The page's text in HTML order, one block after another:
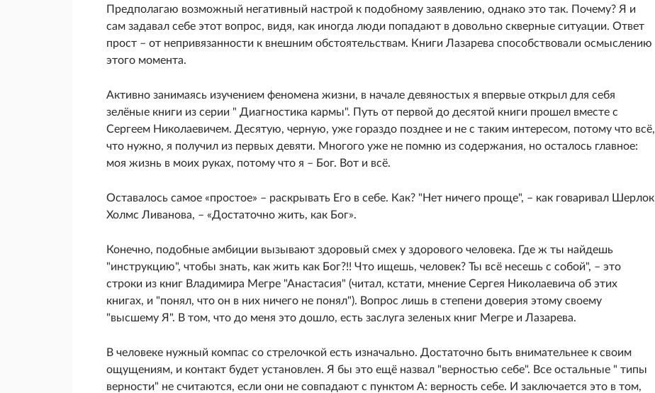
Предполагаю возможный негативный настрой к подобному заявлению, однако это так. Почему? Я и
сам задавал себе этот вопрос, видя, как иногда люди попадают в довольно скверные ситуации. Ответ
прост – от непривязанности к внешним обстоятельствам. Книги Лазарева способствовали осмыслению
этого момента.
Активно занимаясь изучением феномена жизни, в начале девяностых я впервые открыл для себя
зелёные книги из серии " Диагностика кармы". Путь от первой до десятой книги прошел вместе с
Сергеем Николаевичем. Десятую, черную, уже гораздо позднее и не с таким интересом, потому что всё,
что нужно, я получил из первых девяти. Многого уже не помню из содержания, но осталось главное:
моя жизнь в моих руках, потому что я – Бог. Вот и всё.
Оставалось самое «простое» – раскрывать Его в себе. Как? "Нет ничего проще", – как говаривал Шерлок
Холмс Ливанова, – «Достаточно жить, как Бог».
Конечно, подобные амбиции вызывают здоровый смех у здорового человека. Где ж ты найдешь
"инструкцию", чтобы знать, как жить как Бог?!! Что ищешь, человек? Ты всё несешь с собой", – это
строки из книг Владимира Мегре "Анастасия" (читал, кстати, мнение Сергея Николаевича об этих
книгах, и "понял, что он в них ничего не понял"). Вопрос лишь в степени доверия этому своему
"высшему Я". В том, что до меня это дошло, есть заслуга зеленых книг Мегре и Лазарева.
В человеке нужный компас со стрелочкой есть изначально. Достаточно быть внимательнее к своим
ощущениям, и контакт будет установлен. Я бы это ещё назвал "верностью себе". Все остальные " типы
верности" не считаются, если они не совпадают с пунктом А: верность себе. И заключается это в том,